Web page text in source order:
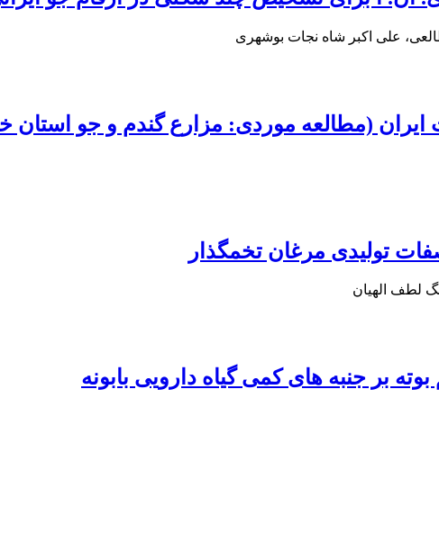
علی اکبر شاه نجات بوشهری
(مطالعه موردی: مزارع گندم و جو استان
تولیدی مرغان تخمگذار
لطف الهیان
بر جنبه های کمی گیاه دارویی بابونه